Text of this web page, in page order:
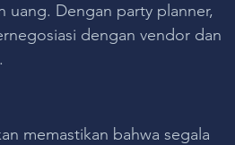
uang. Dengan party planner,
dengan vendor dan
memastikan bahwa segala